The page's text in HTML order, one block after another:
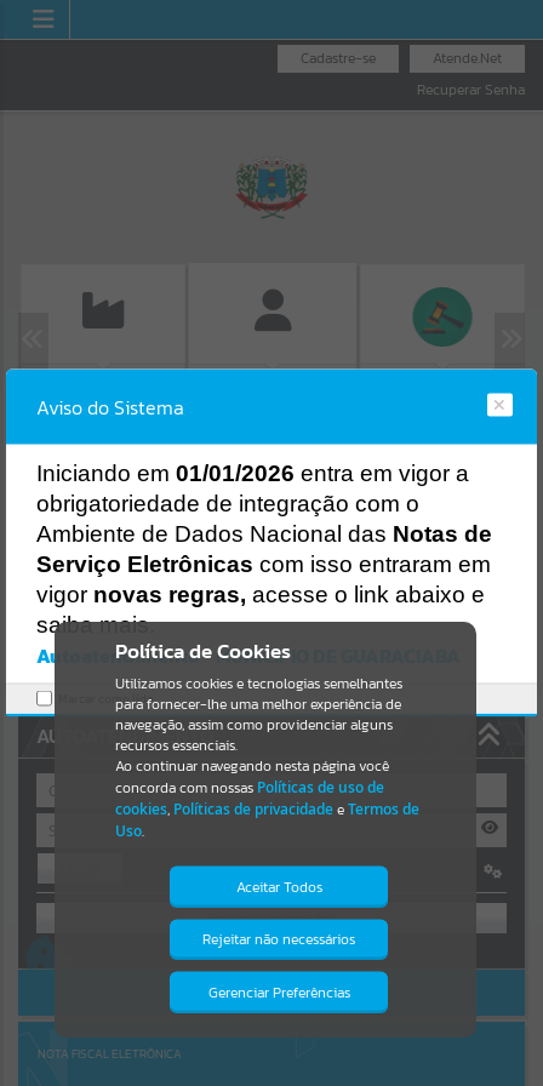
Atende.Net
Cadastre-se
Recuperar Senha
ISS/ALVARÁ
Resultados para""
Portais
Por favor, aguarde...
NOTÍCIAS
Por favor, aguarde...
Por favor, aguarde...
AUTOATENDIMENTO
OU
Cadastre-se|Recuperar Senha
ACESSAR SEM LOGIN
NOTA FISCAL ELETRÔNICA
Política de Cookies
Utilizamos cookies e tecnologias semelhantes
para fornecer-lhe uma melhor experiência de
navegação, assim como providenciar alguns
recursos essenciais.
Ao continuar navegando nesta página você
concorda com nossas Políticas de uso de
cookies, Políticas de privacidadeeTermos de
Uso.
Aceitar Todos
Rejeitar não necessários
Gerenciar Preferências
Isto significa que diversos recursos
providenciados poderão não estar
Aviso do Sistema
Iniciando em 01/01/2026 entra em vigor a
obrigatoriedade de integração com o
Ambiente de Dados Nacional das Notas de
Serviço Eletrônicas com isso entraram em
vigor novas regras, acesse o link abaixo e
saiba mais.
Autoatendimento - MUNICIPIO DE GUARACIABA
Marcar como lido.
Erro
Gerenciamento do Sistema
CÓDIGO DA MENSAGEM:
Ocorreu um erro de script:
Uncaught SyntaxError: Unexpected token '('
https://guaraciaba.atende.net/cidadao/pagina/static/bundle/wpo_in
dex_2_base_l2_portal_editores_sync_d9fb77cfd5741fafc9972edc7a6
41fea.js?v=83d4f602:47
Verificar Mais Detalhes